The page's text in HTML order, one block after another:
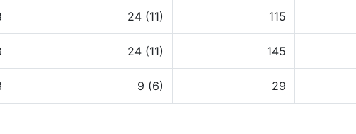
24 (11) 115
24 (11) 145
9 (6) 29